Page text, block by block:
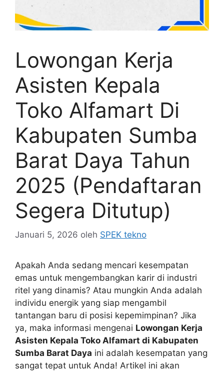
Lowongan Kerja
Asisten Kepala
Toko Alfamart Di
Kabupaten Sumba
Barat Daya Tahun
2025 (Pendaftaran
Segera Ditutup)
Januari 5, 2026 oleh SPEK tekno
Apakah Anda sedang mencari kesempatan
emas untuk mengembangkan karir di industri
ritel yang dinamis? Atau mungkin Anda adalah
individu energik yang siap mengambil
tantangan baru di posisi kepemimpinan? Jika
ya, maka informasi mengenai Lowongan Kerja
Asisten Kepala Toko Alfamart di Kabupaten
Sumba Barat Daya ini adalah kesempatan yang
sangat tepat untuk Anda! Artikel ini akan